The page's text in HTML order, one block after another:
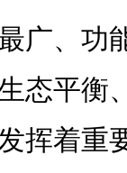
广、功
态平衡
挥着重